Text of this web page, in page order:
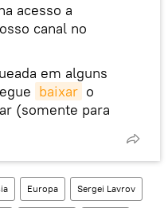
acesso a
canal no
em alguns
baixar o
(somente para
Europa Sergei Lavrov